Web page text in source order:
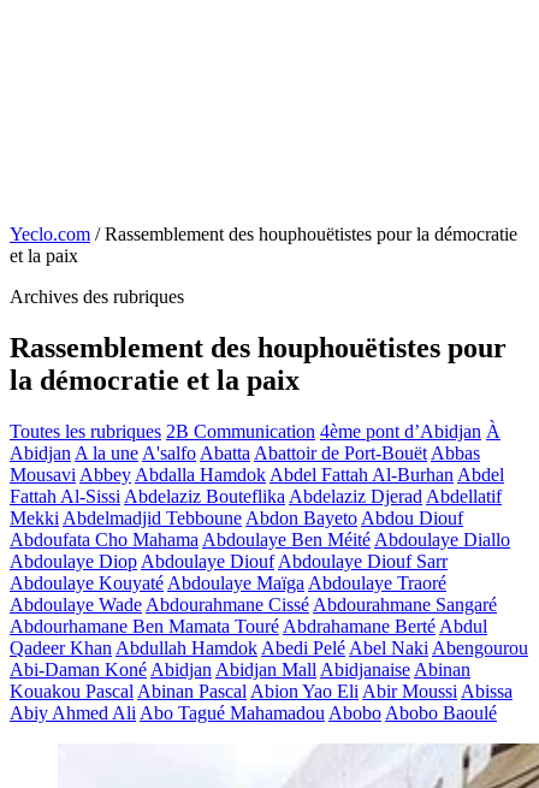
Yeclo.com / Rassemblement des houphouëtistes pour la démocratie
et la paix
Archives des rubriques
Rassemblement des houphouëtistes pour
la démocratie et la paix
Toutes les rubriques 2B Communication 4ème pont d’Abidjan À
Abidjan A la une A'salfo Abatta Abattoir de Port-Bouët Abbas
Mousavi Abbey Abdalla Hamdok Abdel Fattah Al-Burhan Abdel
Fattah Al-Sissi Abdelaziz Bouteflika Abdelaziz Djerad Abdellatif
Mekki Abdelmadjid Tebboune Abdon Bayeto Abdou Diouf
Abdoufata Cho Mahama Abdoulaye Ben Méité Abdoulaye Diallo
Abdoulaye Diop Abdoulaye Diouf Abdoulaye Diouf Sarr
Abdoulaye Kouyaté Abdoulaye Maïga Abdoulaye Traoré
Abdoulaye Wade Abdourahmane Cissé Abdourahmane Sangaré
Abdourhamane Ben Mamata Touré Abdrahamane Berté Abdul
Qadeer Khan Abdullah Hamdok Abedi Pelé Abel Naki Abengourou
Abi-Daman Koné Abidjan Abidjan Mall Abidjanaise Abinan
Kouakou Pascal Abinan Pascal Abion Yao Eli Abir Moussi Abissa
Abiy Ahmed Ali Abo Tagué Mahamadou Abobo Abobo Baoulé